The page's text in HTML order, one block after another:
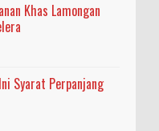
Khas Lamongan
Syarat Perpanjang